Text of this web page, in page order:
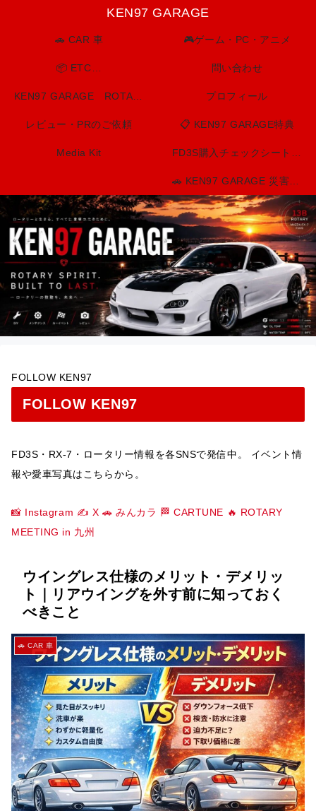
KEN97 GARAGE
🚗 CAR 車 🎮ゲーム・PC・アニメ
📦 ETC… 問い合わせ
プロフィール
レビュー・PRのご依頼 📋 KEN97 GARAGE特典
Media Kit
FOLLOW KEN97
FOLLOW KEN97
FD3S・RX-7・ロータリー情報を各SNSで発信中。 イベント情
報や愛車写真はこちらから。
📸 Instagram ✍️ X 🚗 みんカラ 🏁 CARTUNE 🔥 ROTARY
MEETING in 九州
ウイングレス仕様のメリット・デメリッ
ト｜リアウイングを外す前に知っておく
べきこと
🚗 CAR 車